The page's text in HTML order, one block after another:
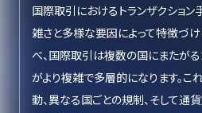
国際取引におけるトランザクショ
雑さと多様な要因によって特徴づ
べ、国際取引は複数の国にまたが
がより複雑で多層的になります。こ
動、異なる国ごとの規制、そして